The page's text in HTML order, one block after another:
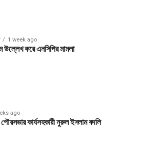
1 week ago
উল্লেখ করে এনসিপির মামলা
ago
পৌরসভার কার্যসহকারী নুরুল ইসলাম বদলি